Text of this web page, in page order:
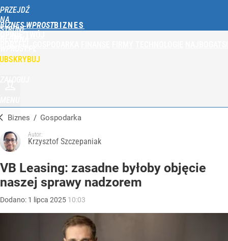
PRZEJDŹ
NA
STRONĘ
BIZNES WPROST
Biznes / Gospodarka
Autor:
Krzysztof Szczepaniak
VB Leasing: zasadne byłoby objęcie
naszej sprawy nadzorem
Dodano: 1 lipca 2025 10:03